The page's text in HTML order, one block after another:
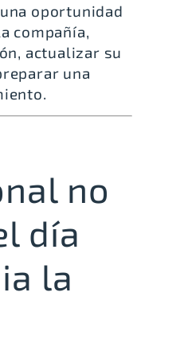
oportunidad
compañía,
actualizar su
una
no
día
la